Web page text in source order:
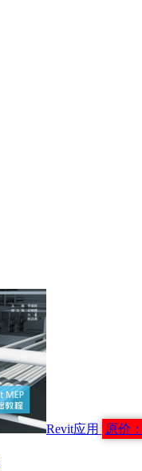
Revit应用 原价